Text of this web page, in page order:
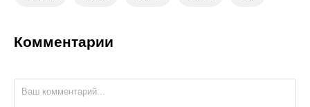
Комментарии